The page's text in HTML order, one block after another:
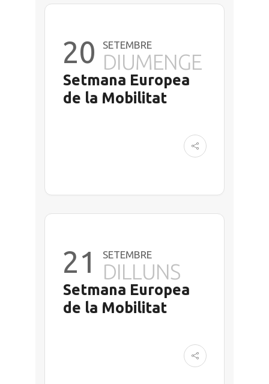
20 SETEMBRE
DIUMENGE
Setmana Europea
de la Mobilitat
21 SETEMBRE
DILLUNS
Setmana Europea
de la Mobilitat